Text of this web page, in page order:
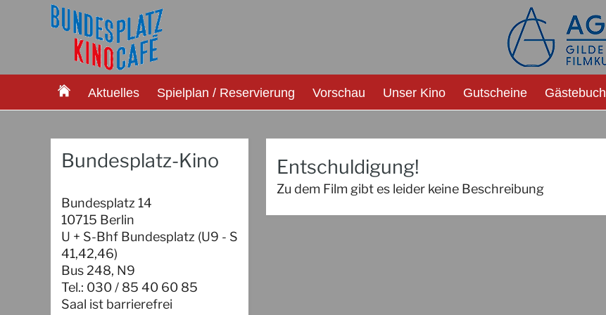
Aktuelles Spielplan / Reservierung Vorschau Unser Kino Gutscheine Gästebuch
Bundesplatz-Kino
Bundesplatz 14
10715 Berlin
U + S-Bhf Bundesplatz (U9 - S
41,42,46)
Bus 248, N9
Tel.: 030 / 85 40 60 85
Saal ist barrierefrei
Entschuldigung!
Zu dem Film gibt es leider keine Beschreibung